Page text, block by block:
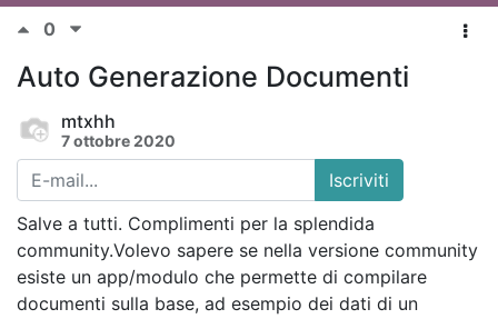
0
Auto Generazione Documenti
mtxhh
7 ottobre 2020
Iscriviti
Salve a tutti. Complimenti per la splendida
community.Volevo sapere se nella versione community
esiste un app/modulo che permette di compilare
documenti sulla base, ad esempio dei dati di un